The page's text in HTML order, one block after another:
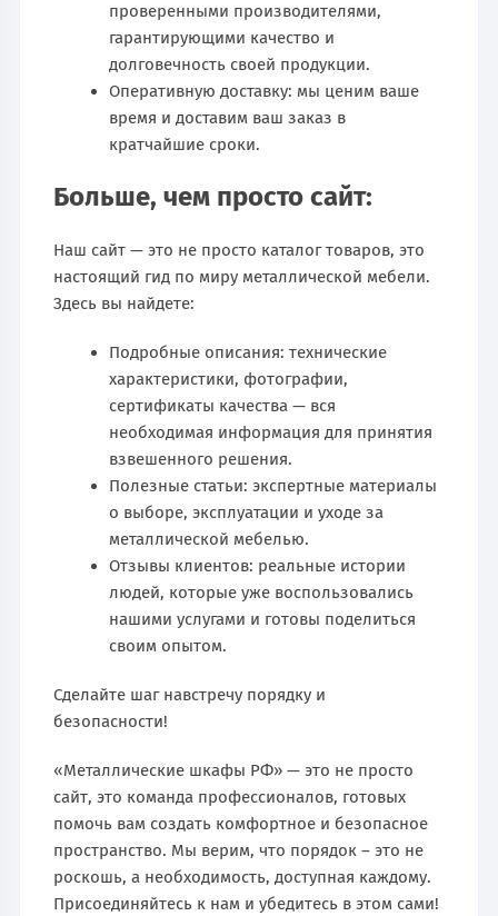
проверенными производителями,
гарантирующими качество и
долговечность своей продукции.
Оперативную доставку: мы ценим ваше
время и доставим ваш заказ в
кратчайшие сроки.
Больше, чем просто сайт:
Наш сайт — это не просто каталог товаров, это
настоящий гид по миру металлической мебели.
Здесь вы найдете:
Подробные описания: технические
характеристики, фотографии,
сертификаты качества — вся
необходимая информация для принятия
взвешенного решения.
Полезные статьи: экспертные материалы
о выборе, эксплуатации и уходе за
металлической мебелью.
Отзывы клиентов: реальные истории
людей, которые уже воспользовались
нашими услугами и готовы поделиться
своим опытом.
Сделайте шаг навстречу порядку и
безопасности!
«Металлические шкафы РФ» — это не просто
сайт, это команда профессионалов, готовых
помочь вам создать комфортное и безопасное
пространство. Мы верим, что порядок – это не
роскошь, а необходимость, доступная каждому.
Присоединяйтесь к нам и убедитесь в этом сами!